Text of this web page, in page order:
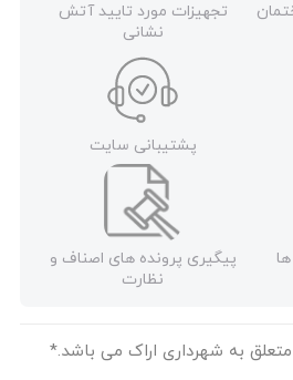
تجهیزات مورد تایید آتش
نشانی
پشتیبانی سایت
پیگیری پرونده های اصناف و
نظارت
به شهرداری اراک می باشد.*